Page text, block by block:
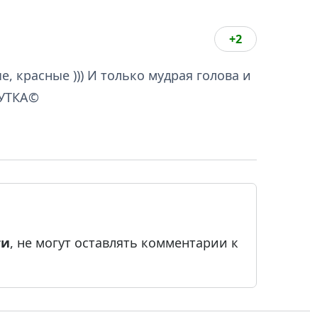
+2
красные ))) И только мудрая голова и
, не могут оставлять комментарии к